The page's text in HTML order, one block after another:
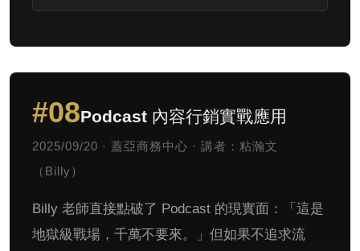
#08Podcast 內容行銷實戰應用
2025/09/20 · 蓋亞商務中心 · 講者：粘瀚文
（Billy）
Billy 老師直接點破了 Podcast 的現實面：「這是
地獄級戰場，千萬不要來。」但如果不追求流